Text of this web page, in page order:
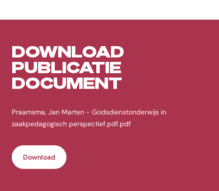
DOWNLOAD
PUBLICATIE
DOCUMENT
Praamsma, Jan Marten - Godsdienstonderwijs in
zaakpedagogisch perspectief.pdf.pdf
Download